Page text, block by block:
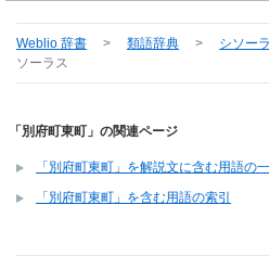
Weblio 辞書 > 類語辞典 > シソー
ソーラス
「別府町東町」の関連ページ
「別府町東町」を解説文に含む用語の
「別府町東町」を含む用語の索引